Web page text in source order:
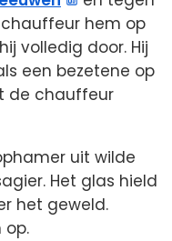
hem op
volledig door. Hij
een bezetene op
de chauffeur
uit wilde
Het glas hield
het geweld.
op.